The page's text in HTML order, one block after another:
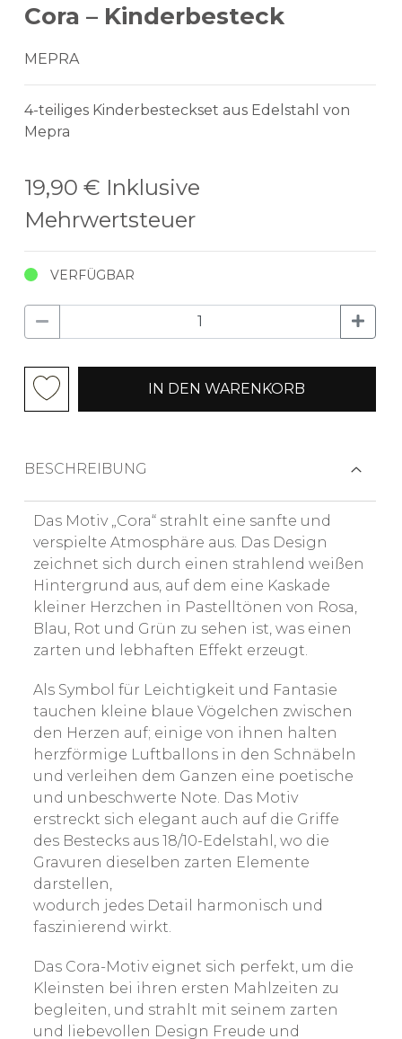
Cora – Kinderbesteck
MEPRA
4-teiliges Kinderbesteckset aus Edelstahl von
Mepra
19,90 € Inklusive
Mehrwertsteuer
VERFÜGBAR
IN DEN WARENKORB
BESCHREIBUNG
Das Motiv „Cora“ strahlt eine sanfte und
verspielte Atmosphäre aus. Das Design
zeichnet sich durch einen strahlend weißen
Hintergrund aus, auf dem eine Kaskade
kleiner Herzchen in Pastelltönen von Rosa,
Blau, Rot und Grün zu sehen ist, was einen
zarten und lebhaften Effekt erzeugt.
Als Symbol für Leichtigkeit und Fantasie
tauchen kleine blaue Vögelchen zwischen
den Herzen auf; einige von ihnen halten
herzförmige Luftballons in den Schnäbeln
und verleihen dem Ganzen eine poetische
und unbeschwerte Note. Das Motiv
erstreckt sich elegant auch auf die Griffe
des Bestecks aus 18/10-Edelstahl, wo die
Gravuren dieselben zarten Elemente
darstellen,
wodurch jedes Detail harmonisch und
faszinierend wirkt.
Das Cora-Motiv eignet sich perfekt, um die
Kleinsten bei ihren ersten Mahlzeiten zu
begleiten, und strahlt mit seinem zarten
und liebevollen Design Freude und